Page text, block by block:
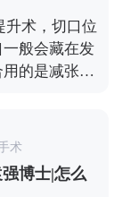
用对方式，
道更多关于
平台（公众
解。
升术，切口位
般会藏在发
的是减张缝
操作规范，
尽量别抽烟
物”也先忌
术
博士|怎么